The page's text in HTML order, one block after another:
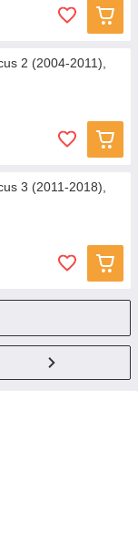
2 (2004-2011),
3 (2011-2018),